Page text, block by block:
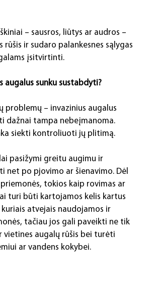
– sausros, liūtys ar audros –
rūšis ir sudaro palankesnes sąlygas
įsitvirtinti.
augalus sunku sustabdyti?
problemų – invazinius augalus
dažnai tampa nebeįmanoma.
siekti kontroliuoti jų plitimą.
pasižymi greitu augimu ir
net po pjovimo ar šienavimo. Dėl
tokios kaip rovimas ar
turi būti kartojamos kelis kartus
kuriais atvejais naudojamos ir
tačiau jos gali paveikti ne tik
vietines augalų rūšis bei turėti
ar vandens kokybei.